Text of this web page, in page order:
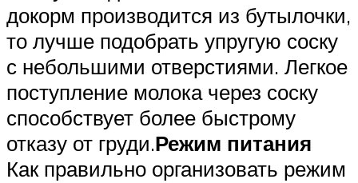
докорм производится из бутылочки,
то лучше подобрать упругую соску
с небольшими отверстиями. Легкое
поступление молока через соску
способствует более быстрому
отказу от груди.Режим питания
Как правильно организовать режим